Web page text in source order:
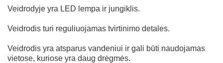
Veidrodyje yra LED lempa ir jungiklis.
Veidrodis turi reguliuojamas tvirtinimo detales.
Veidrodis yra atsparus vandeniui ir gali būti naudojamas
vietose, kuriose yra daug drėgmės.